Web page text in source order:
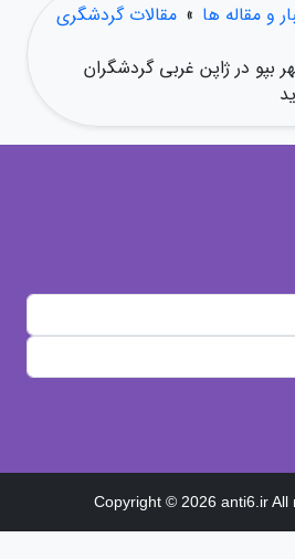
و مقاله ها » مقالات گردشگری
در ژاپن غربی گردشگران
Copyright © 2026 anti6.ir All